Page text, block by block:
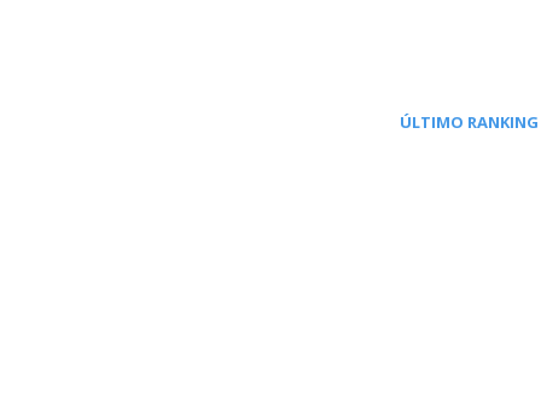
ÚLTIMO